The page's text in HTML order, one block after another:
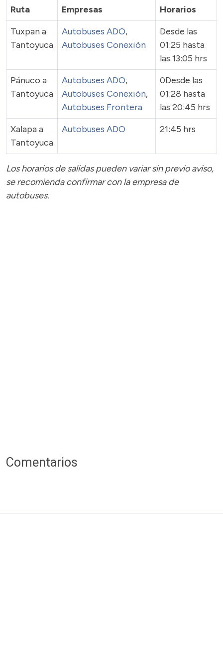
Ruta Empresas
Horarios
Tuxpan a
Tantoyuca
Autobuses ADO,
Autobuses Conexión
Desde las
01:25 hasta
las 13:05 hrs
Pánuco a
Tantoyuca
Autobuses ADO,
Autobuses Conexión,
Autobuses Frontera
0Desde las
01:28 hasta
las 20:45 hrs
Xalapa a
Tantoyuca
Autobuses ADO 21:45 hrs
Los horarios de salidas pueden variar sin previo aviso,
se recomienda confirmar con la empresa de
autobuses.
Comentarios